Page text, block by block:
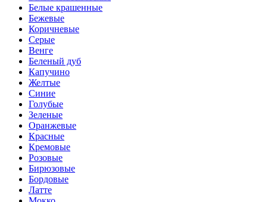
Белые крашенные
Бежевые
Коричневые
Серые
Венге
Беленый дуб
Капучино
Желтые
Синие
Голубые
Зеленые
Оранжевые
Красные
Кремовые
Розовые
Бирюзовые
Бордовые
Латте